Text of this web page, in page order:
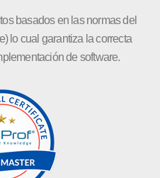
basados en las normas del
lo cual garantiza la correcta
de software.